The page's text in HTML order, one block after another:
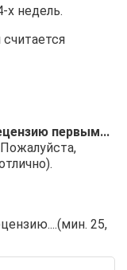
х недель.
первым...
25,